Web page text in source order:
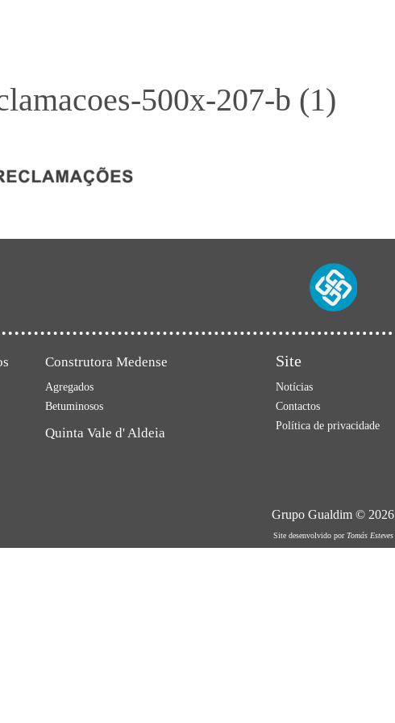
500x-207-b (1)
Construtora Medense
Agregados
Betuminosos
Quinta Vale d' Aldeia
Site
Notícias
Contactos
Política de privacidade
Grupo Gualdim © 2026
Site desenvolvido porTomás Esteves